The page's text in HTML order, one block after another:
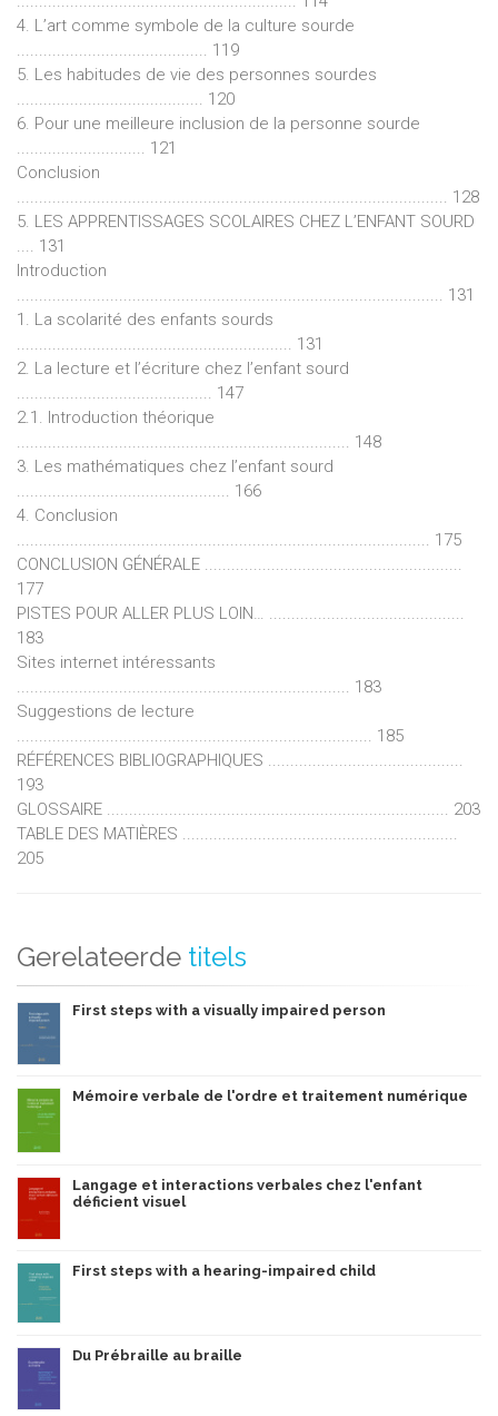
4. L’art comme symbole de la culture sourde
........................................... 119
5. Les habitudes de vie des personnes sourdes
.......................................... 120
6. Pour une meilleure inclusion de la personne sourde
............................. 121
Conclusion
................................................................................................. 128
5. LES APPRENTISSAGES SCOLAIRES CHEZ L’ENFANT SOURD
.... 131
Introduction
................................................................................................ 131
1. La scolarité des enfants sourds
.............................................................. 131
2. La lecture et l’écriture chez l’enfant sourd
............................................ 147
2.1. Introduction théorique
........................................................................... 148
3. Les mathématiques chez l’enfant sourd
................................................ 166
4. Conclusion
............................................................................................. 175
CONCLUSION GÉNÉRALE ..........................................................
177
PISTES POUR ALLER PLUS LOIN… ............................................
183
Sites internet intéressants
........................................................................... 183
Suggestions de lecture
................................................................................ 185
RÉFÉRENCES BIBLIOGRAPHIQUES ............................................
193
GLOSSAIRE ............................................................................. 203
TABLE DES MATIÈRES ..............................................................
205
Gerelateerde titels
First steps with a visually impaired person
Mémoire verbale de l'ordre et traitement numérique
Langage et interactions verbales chez l'enfant
déficient visuel
First steps with a hearing-impaired child
Du Prébraille au braille